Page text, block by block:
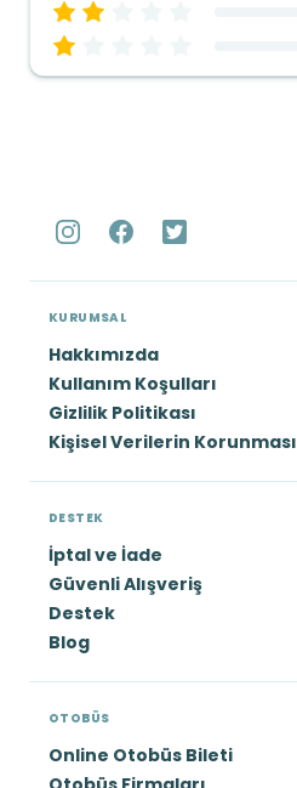
KURUMSAL
Hakkımızda
Kullanım Koşulları
Gizlilik Politikası
Kişisel Verilerin Korunması
DESTEK
İptal ve İade
Güvenli Alışveriş
Destek
Blog
OTOBÜS
Online Otobüs Bileti